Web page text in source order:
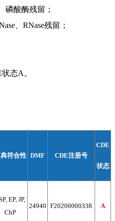
磷酸酶残留；
RNase残留；
状态A 。
符合性 DMF CDE注册号
CDE
状态
EP, JP,
ChP
24940 F20200000338 A